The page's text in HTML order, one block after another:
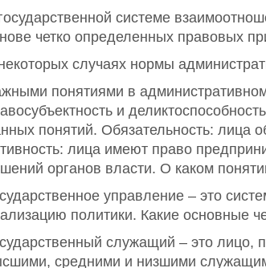
системе
четко определенных правовых
случаях нормы
понятиями в
и
понятий. Обязательность: лица
лица имеют право
органов власти. О каком
управление – это
политики. Какие основные
служащий – это лицо,
средними и низшими